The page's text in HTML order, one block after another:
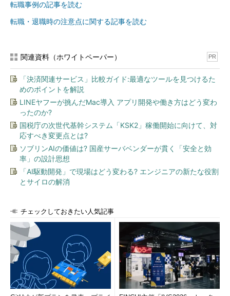
転職事例の記事を読む
転職・退職時の注意点に関する記事を読む
関連資料（ホワイトペーパー） PR
「決済関連サービス」比較ガイド:最適なツールを見つけるた
めのポイントを解説
LINEヤフーが挑んだMac導入 アプリ開発や働き方はどう変わ
ったのか?
国税庁の次世代基幹システム「KSK2」稼働開始に向けて、対
応すべき変更点とは?
ソブリンAIの価値は? 国産サーバベンダーが貫く「安全と効
率」の設計思想
「AI駆動開発」で現場はどう変わる? エンジニアの新たな役割
とサイロの解消
チェックしておきたい人気記事